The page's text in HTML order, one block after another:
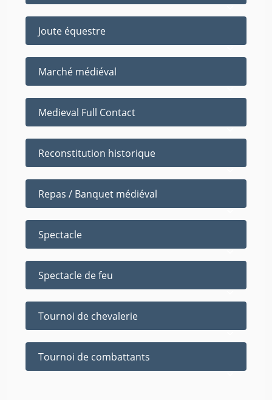
Joute équestre
Marché médiéval
Medieval Full Contact
Reconstitution historique
Repas / Banquet médiéval
Spectacle
Spectacle de feu
Tournoi de chevalerie
Tournoi de combattants